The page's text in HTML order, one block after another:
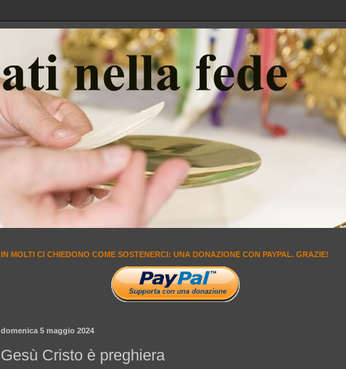
IN MOLTI CI CHIEDONO COME SOSTENERCI: UNA DONAZIONE CON PAYPAL. GRAZIE!
domenica 5 maggio 2024
Gesù Cristo è preghiera